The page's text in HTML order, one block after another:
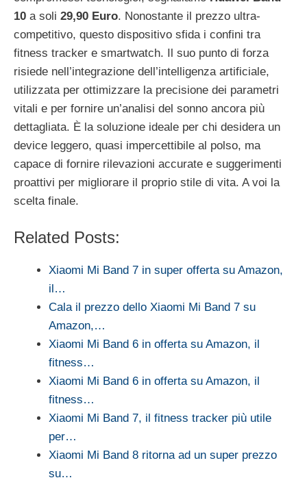
10 a soli 29,90 Euro. Nonostante il prezzo ultra-
competitivo, questo dispositivo sfida i confini tra
fitness tracker e smartwatch. Il suo punto di forza
risiede nell’integrazione dell’intelligenza artificiale,
utilizzata per ottimizzare la precisione dei parametri
vitali e per fornire un’analisi del sonno ancora più
dettagliata. È la soluzione ideale per chi desidera un
device leggero, quasi impercettibile al polso, ma
capace di fornire rilevazioni accurate e suggerimenti
proattivi per migliorare il proprio stile di vita. A voi la
scelta finale.
Related Posts:
Xiaomi Mi Band 7 in super offerta su Amazon,
il…
Cala il prezzo dello Xiaomi Mi Band 7 su
Amazon,…
Xiaomi Mi Band 6 in offerta su Amazon, il
fitness…
Xiaomi Mi Band 6 in offerta su Amazon, il
fitness…
Xiaomi Mi Band 7, il fitness tracker più utile
per…
Xiaomi Mi Band 8 ritorna ad un super prezzo
su…